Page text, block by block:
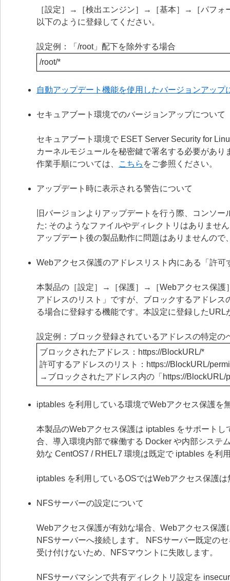
［設定］→［検出エンジン］→［基本］→［パフォ
以下のように登録してください。
設定例：「/root」配下を除外する場合
/root/*
自動アップデート機能を使用したバージョンアップ
セキュアブート環境でのバージョンアップについて
セキュアブート環境で ESET Server Security for
カーネルモジュールを秘密鍵で署名する必要があり
作業手順については、
こちら をご参照ください。
アップデート時に表示される警告について
旧バージョンよりアップデートを行う際、コンソ
た: そのようなファイルやディレクトリはありませ
アップデート後の製品動作に問題はありませんので
Webアクセス保護のアドレスリスト内にある「許
本製品の［設定］→［保護］→［Webアクセス保
アドレスのリスト」ですが、ブロックするアドレ
る場合に登録する機能です。本設定に登録した
設定例：ブロック登録されているアドレスの特定の
ブロックされたアドレス：https://BlockURL/*
許可するアドレスのリスト：https://BlockURL/
→ブロックされたアドレス内の「https://BlockURL/
iptables を利用している環境でWebアクセス保護を
本製品のWebアクセス保護は iptables をサポート
合、導入環境内部で稼働する Docker や内部システ
効な CentOS7 / RHEL7 環境は既定で iptables を利
iptables を利用しているOSではWebアクセス保護
NFSサーバーの設定について
Webアクセス保護が有効な場合、Webアクセス保
NFSサーバーへ接続します。 NFSサーバー既定の
受け付けないため、NFSマウントに失敗します。
NFSサーバマシンで共有ディレクトリ設定を